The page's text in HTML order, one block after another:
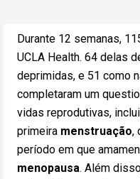
Durante 12 semanas,
UCLA Health. 64 delas
deprimidas, e 51 como
completaram um
vidas reprodutivas,
primeira menstruação,
período em que
menopausa. Além